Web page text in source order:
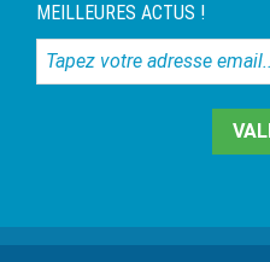
MEILLEURES ACTUS !
Tapez
votre